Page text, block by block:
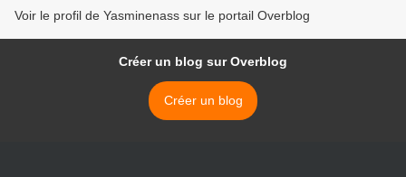
Voir le profil de Yasminenass sur le portail Overblog
Créer un blog sur Overblog
Créer un blog